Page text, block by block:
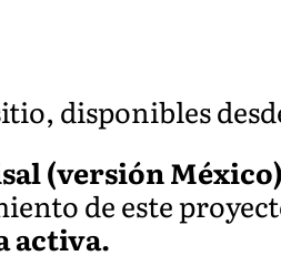
disponibles
(versión México)
de este
activa.